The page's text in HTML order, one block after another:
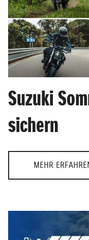
Suzuki
sichern
MEHR